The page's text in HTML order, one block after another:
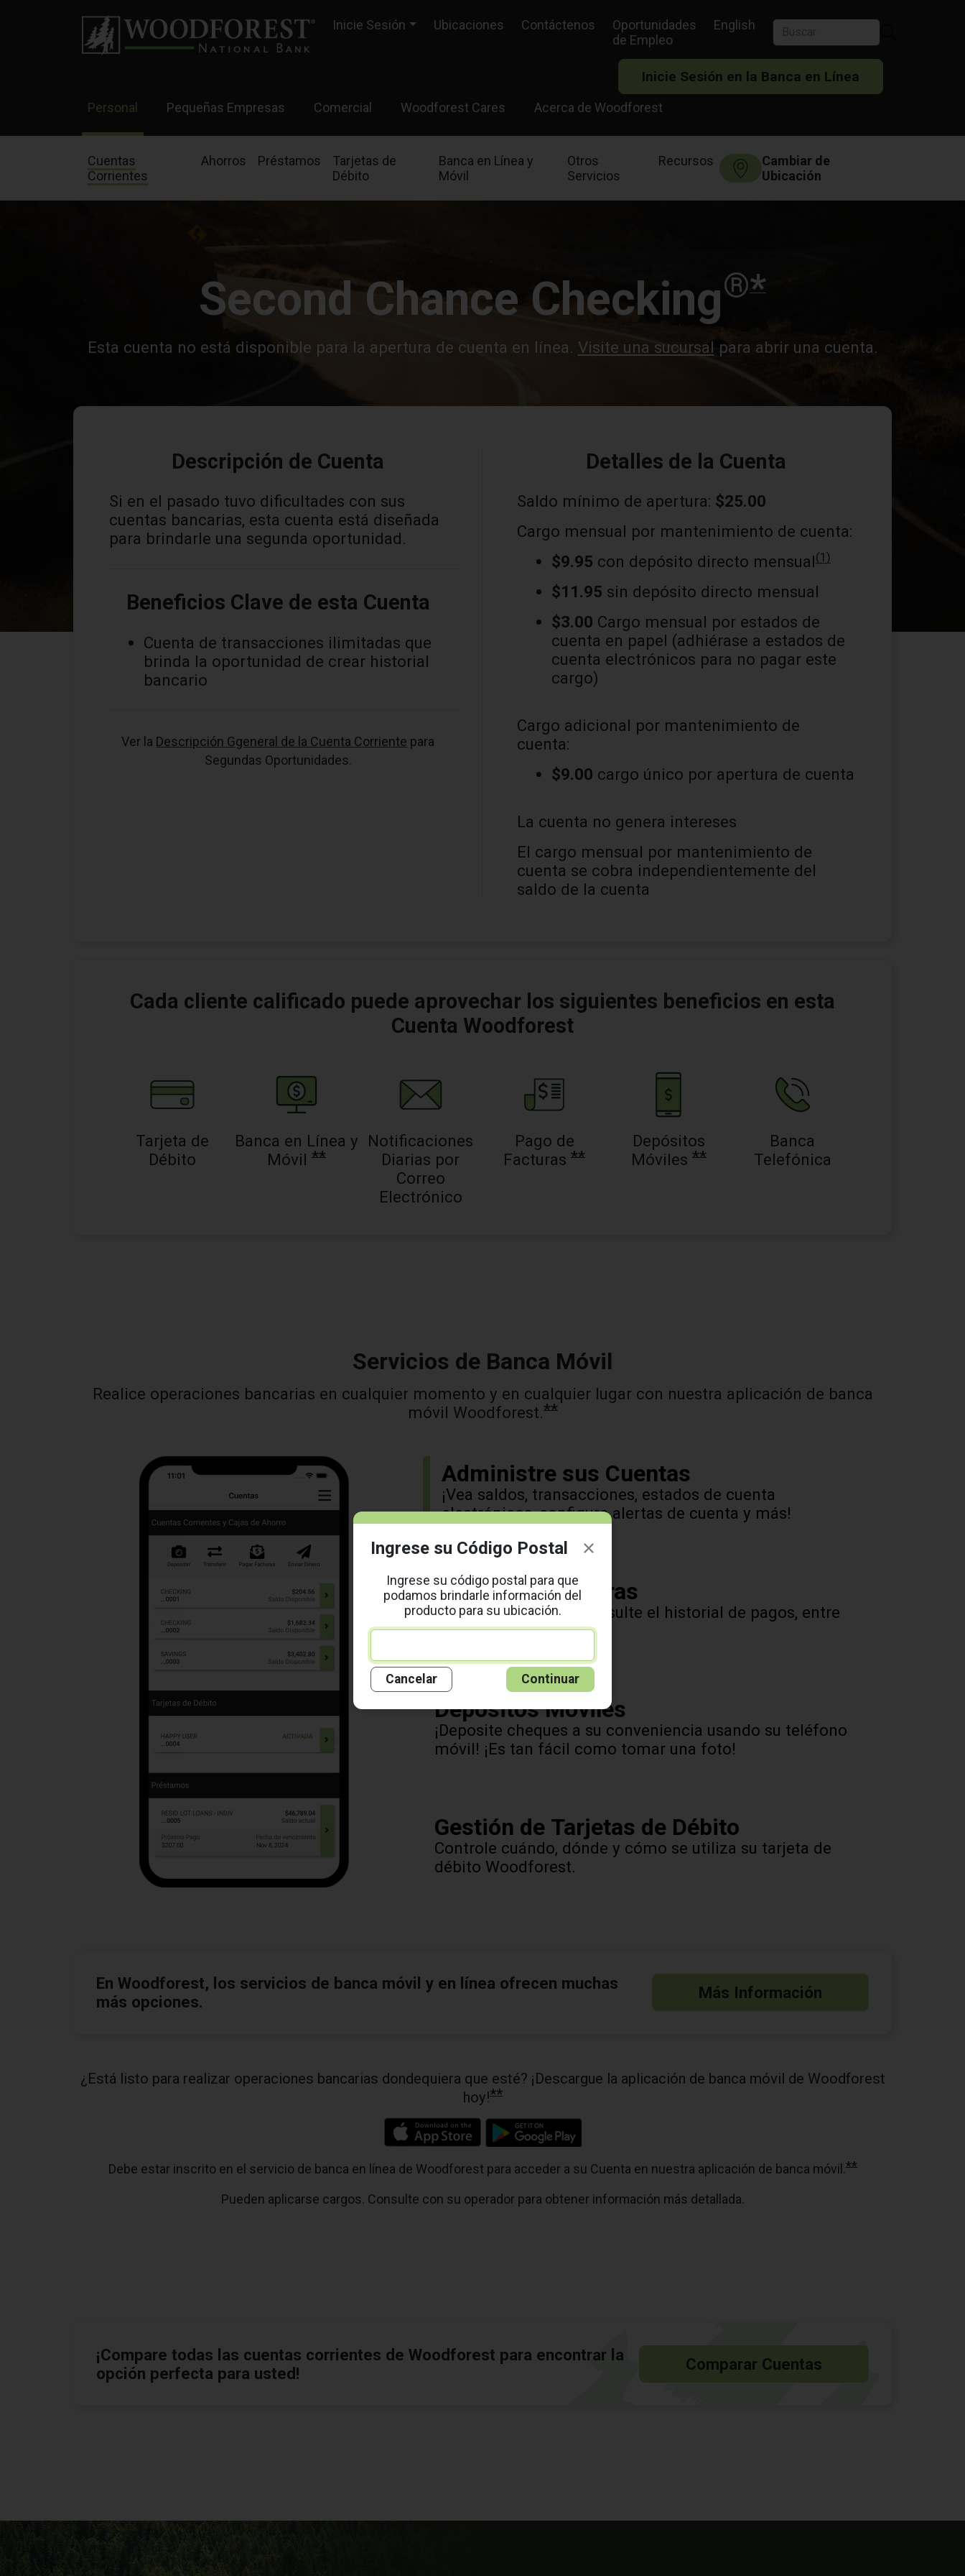
Inicie Sesión Ubicaciones Contáctenos
Oportunidades
de Empleo
English
Inicie Sesión en la Banca en Línea
Personal Pequeñas Empresas Comercial Woodforest Cares Acerca de Woodforest
Cuentas
Corrientes
Ahorros Préstamos
Tarjetas de
Débito
Banca en Línea y
Móvil
Otros
Servicios
Recursos
Cambiar de
Ubicación
Ingrese su Código Postal
Ingrese su código postal para que
podamos brindarle información del
producto para su ubicación.
Cancelar Continuar
Second Chance Checking®*
Esta cuenta no está disponible para la apertura de cuenta en línea. Visite una sucursal para abrir una cuenta.
Descripción de Cuenta
Si en el pasado tuvo dificultades con sus
cuentas bancarias, esta cuenta está diseñada
para brindarle una segunda oportunidad.
Beneficios Clave de esta Cuenta
Cuenta de transacciones ilimitadas que
brinda la oportunidad de crear historial
bancario
Ver la Descripción Ggeneral de la Cuenta Corriente para
Segundas Oportunidades.
Detalles de la Cuenta
Saldo mínimo de apertura: $25.00
Cargo mensual por mantenimiento de cuenta:
$9.95 con depósito directo mensual(1)
$11.95 sin depósito directo mensual
$3.00 Cargo mensual por estados de
cuenta en papel (adhiérase a estados de
cuenta electrónicos para no pagar este
cargo)
Cargo adicional por mantenimiento de
cuenta:
$9.00 cargo único por apertura de cuenta
La cuenta no genera intereses
El cargo mensual por mantenimiento de
cuenta se cobra independientemente del
saldo de la cuenta
Cada cliente calificado puede aprovechar los siguientes beneficios en esta
Cuenta Woodforest
Tarjeta de
Débito
Banca en Línea y
Móvil **
Notificaciones
Diarias por
Correo
Electrónico
Pago de
Facturas **
Depósitos
Móviles **
Banca
Telefónica
Servicios de Banca Móvil
Realice operaciones bancarias en cualquier momento y en cualquier lugar con nuestra aplicación de banca
móvil Woodforest.**
Administre sus Cuentas
¡Vea saldos, transacciones, estados de cuenta
electrónicos, configure alertas de cuenta y más!
Pague sus Facturas
Pague sus facturas, consulte el historial de pagos, entre
otras opciones más.
Depósitos Móviles
¡Deposite cheques a su conveniencia usando su teléfono
móvil! ¡Es tan fácil como tomar una foto!
Gestión de Tarjetas de Débito
Controle cuándo, dónde y cómo se utiliza su tarjeta de
débito Woodforest.
En Woodforest, los servicios de banca móvil y en línea ofrecen muchas
más opciones.
Más Información
¿Está listo para realizar operaciones bancarias dondequiera que esté? ¡Descargue la aplicación de banca móvil de Woodforest
hoy!**
Debe estar inscrito en el servicio de banca en línea de Woodforest para acceder a su Cuenta en nuestra aplicación de banca móvil.**
Pueden aplicarse cargos. Consulte con su operador para obtener información más detallada.
¡Compare todas las cuentas corrientes de Woodforest para encontrar la
opción perfecta para usted!
Comparar Cuentas